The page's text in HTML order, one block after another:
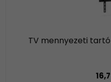
TV mennyezeti